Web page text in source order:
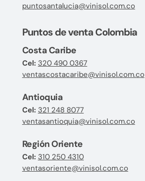
puntosantalucia@vinisol.com.co
Puntos de venta Colombia
Costa Caribe
Cel: 320 490 0367
ventascostacaribe@vinisol.com.co
Antioquia
Cel: 321 248 8077
ventasantioquia@vinisol.com.co
Región Oriente
Cel: 310 250 4310
ventasoriente@vinisol.com.co